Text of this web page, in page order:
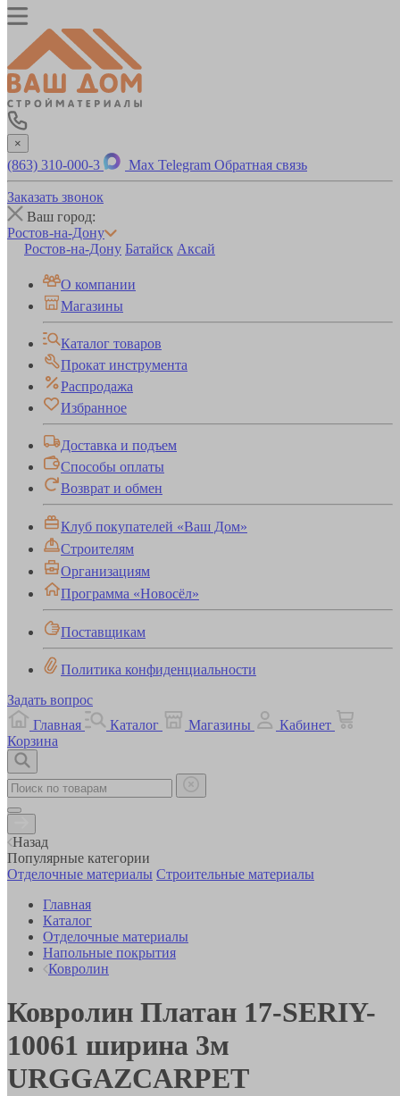
×
(863) 310-000-3 Max Telegram Обратная связь
Заказать звонок
Ваш город:
Ростов-на-Дону
Ростов-на-Дону Батайск Аксай
О компании
Магазины
Каталог товаров
Прокат инструмента
Распродажа
Избранное
Доставка и подъем
Способы оплаты
Возврат и обмен
Клуб покупателей «Ваш Дом»
Строителям
Организациям
Программа «Новосёл»
Поставщикам
Политика конфиденциальности
Задать вопрос
Главная
Каталог Магазины
Кабинет
Корзина
Назад
Популярные категории
Отделочные материалы Строительные материалы
Главная
Каталог
Отделочные материалы
Напольные покрытия
Ковролин
Ковролин Платан 17-SERIY-
10061 ширина 3м
URGGAZCARPET